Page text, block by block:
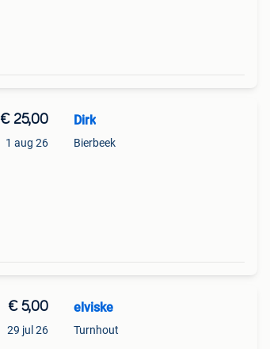
€ 25,00
1 aug 26
Dirk
Bierbeek
€ 5,00
29 jul 26
elviske
Turnhout